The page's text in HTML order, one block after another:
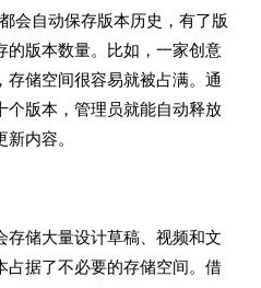
会自动保存版本历史，有了版
的版本数量。比如，一家创意
储空间很容易就被占满。通
个版本，管理员就能自动释放
内容。
存储大量设计草稿、视频和文
占据了不必要的存储空间。借